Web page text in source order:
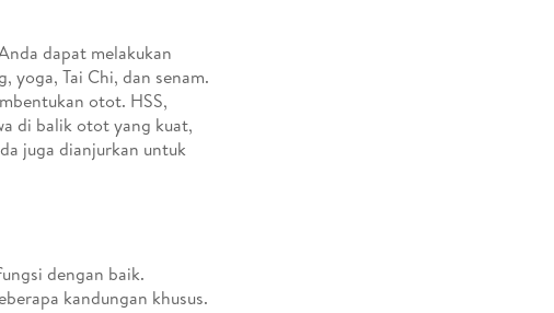
dapat melakukan
yoga, Tai Chi, dan senam.
otot. HSS,
di balik otot yang kuat,
juga dianjurkan untuk
dengan baik.
kandungan khusus.